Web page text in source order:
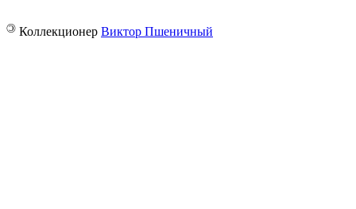
© Коллекционер Виктор Пшеничный